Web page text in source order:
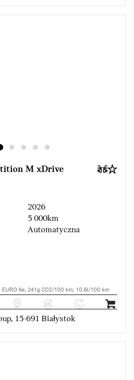
M xDrive
2026
5 000km
Automatyczna
EURO 6e, 241g CO2/100 km, 10.6l/100 km
15-691 Białystok